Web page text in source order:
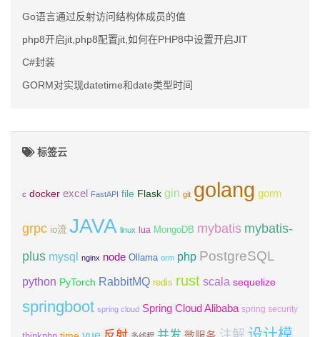
Go语言通过反射访问结构体成员的值
php8开启jit,php8配置jit,如何在PHP8中设置开启JIT
C#封装
GORM对实现datetime和date类型时间
标签云
c docker excel FastAPI file Flask gin git golang gorm
grpc io流 JAVA linux lua MongoDB mybatis mybatis-
plus mysql nginx node Ollama orm php PostgreSQL
python PyTorch RabbitMQ redis rust scala sequelize
springboot spring cloud Spring Cloud Alibaba spring security